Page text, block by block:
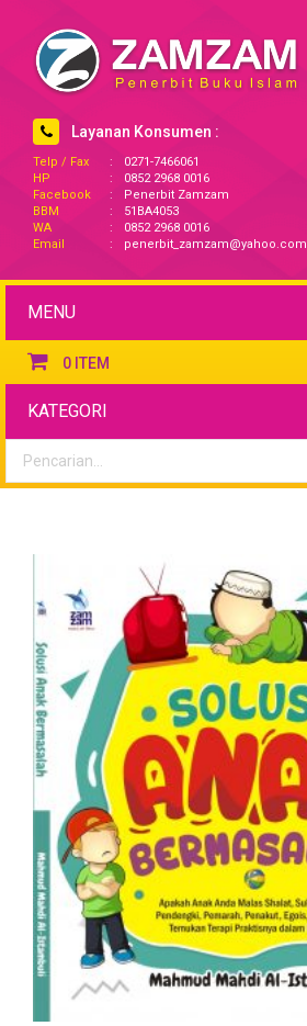
Layanan Konsumen :
Telp / Fax :
0271-7466061
HP
:
0852 2968 0016
Facebook
:
Penerbit Zamzam
BBM
:
51BA4053
WA
:
0852 2968 0016
Email
: penerbit_zamzam@yahoo.com
MENU
0 ITEM
KATEGORI